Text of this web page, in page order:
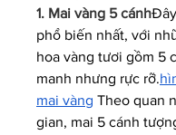
1. Mai vàng 5 cánh
phổ biến nhất, với
hoa vàng tươi gồm 5
manh nhưng rực rỡ.
mai vàng Theo quan
gian, mai 5 cánh